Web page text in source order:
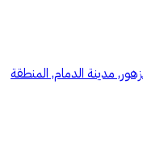
مدينة الدمام, المنطقة